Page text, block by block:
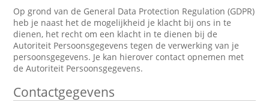
Op grond van de General Data Protection Regulation (GDPR)
heb je naast het de mogelijkheid je klacht bij ons in te
dienen, het recht om een klacht in te dienen bij de
Autoriteit Persoonsgegevens tegen de verwerking van je
persoonsgegevens. Je kan hierover contact opnemen met
de Autoriteit Persoonsgegevens.
Contactgegevens